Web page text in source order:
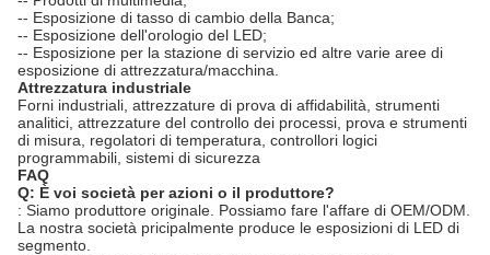
-- Esposizione di tasso di cambio della Banca;
-- Esposizione dell'orologio del LED;
-- Esposizione per la stazione di servizio ed altre varie aree di
esposizione di attrezzatura/macchina.
Attrezzatura industriale
Forni industriali, attrezzature di prova di affidabilità, strumenti
analitici, attrezzature del controllo dei processi, prova e strumenti
di misura, regolatori di temperatura, controllori logici
programmabili, sistemi di sicurezza
FAQ
Q: È voi società per azioni o il produttore?
: Siamo produttore originale. Possiamo fare l'affare di OEM/ODM.
La nostra società pricipalmente produce le esposizioni di LED di
segmento.